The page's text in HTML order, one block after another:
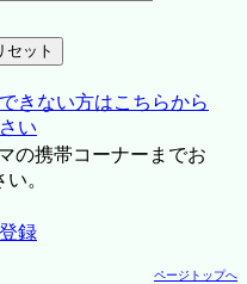
きない方はこちらから
い
の携帯コーナーまでお
。
録
ページトップへ